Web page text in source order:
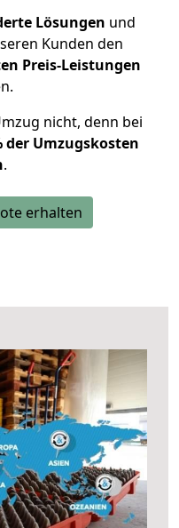
Lösungen und
Kunden den
Preis-Leistungen
nicht, denn bei
der Umzugskosten
.
erhalten